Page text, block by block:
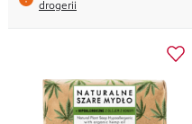
drogerii